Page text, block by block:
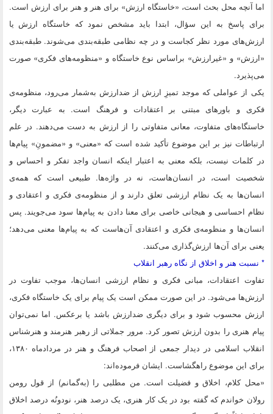
اما آنچه محل بحث است، «خاستگاه ارزش» برای هنر و هنر برای ارزش است.
برای پاسخ به این سؤال، ابتدا باید مشخص نمود که خاستگاه ارزش یا
ارزش‌های مورد نظر کجاست و در چه نظامی طبقه‌بندی می‌شوند. طبقه‌بندی
«ارزش» و «غیرارزش» براساس نوع خاستگاه و «منظومه‌های فکری» صورت
می‌پذیرد.
یکی از عواملی که موجد تمیزِ ارزش از ضدارزش به‌شمار می‌رود، منظومه‌ی
فکری و باورهای مبتنی بر اعتقادات و فرهنگ است. به عبارت دیگر،
خاستگاه‌های متفاوت، معانی متفاوتی را از ارزش به دست می‌دهند. در علم
ارتباطات نیز بر این موضوع تأکید شده است که «معنی» و «مضمونِ» پیام‌ها
در کلمات نیست، بلکه معنی به اعتبار اینکه انسان واجد تفکر و احساس و
شخصیت است، در انسان‌هاست، نه در واژه‌ها. طبیعی است که همه‌ی
انسان‌ها به یک نظام ارزشی تعلق دارند و از منظومه‌ی فکری و اعتقادی و
نظام احساسی و هیجانی خاصی برای معنا دادن به پیام‌ها سود می‌جویند. پس
انسان‌ها و منظومه‌ی فکری و اعتقادی آن‌هاست که به پیام‌ها معنی می‌دهد؛
یعنی برای آن‌ها ارزش‌گذاری می‌کنند.
* نسبت هنر و اخلاق از نگاه رهبر انقلاب
تفاوت اعتقادات، مبانی فکری و نظام ارزشی انسان‌ها، موجب تفاوت در
ارزش‌ها می‌شود. در این صورت ممکن است یک پیام برای یک خاستگاه فکری،
ارزش محسوب شود و برای دیگری ضدارزش باشد یا برعکس. اما نمی‌توان
پیام هنری را بدون ارزش تصور کرد. مرور جملاتی از رهبر هنرمند و هنرشناس
انقلاب اسلامی در دیدار جمعی از اصحاب فرهنگ و هنر در مردادماه ۱۳۸۰،
برای این موضوع راهگشاست. ایشان فرموده‌اند:
«محل کلام، اخلاق و فضیلت است. من مطلبی را (به‌گمانم) از قول رومن
رولان خواندم که گفته بود در یک کار هنری، یک درصد هنر، نودونُه درصد اخلاق